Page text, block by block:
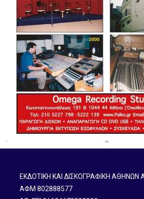
ΕΚΔΟΤΙΚΗ ΚΑΙ ΔΙΣΚΟΓΡΑΦΙΚΗ ΑΘΗΝΩΝ
ΑΦΜ 802888577